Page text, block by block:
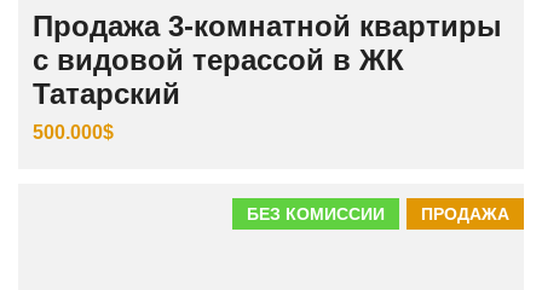
Продажа 3‑комнатной квартиры
с видовой терассой в ЖК
Татарский
500.000$
ПРОДАЖА
БЕЗ КОМИССИИ